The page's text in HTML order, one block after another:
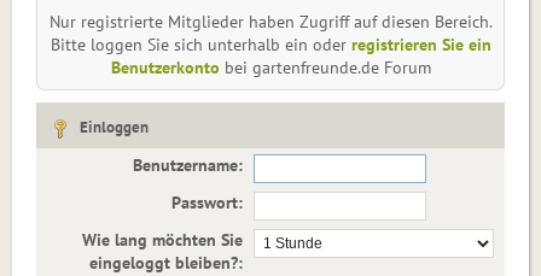
Nur registrierte Mitglieder haben Zugriff auf diesen Bereich.
Bitte loggen Sie sich unterhalb ein oder registrieren Sie ein
Benutzerkonto bei gartenfreunde.de Forum
Einloggen
Benutzername:
Passwort:
Wie lang möchten Sie
eingeloggt bleiben?: